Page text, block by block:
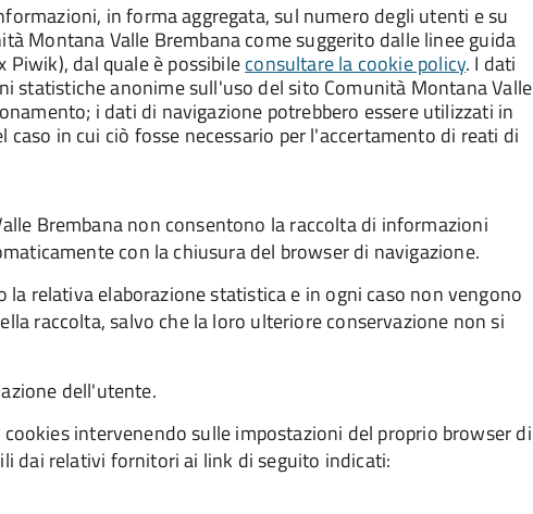
in forma aggregata, sul numero degli utenti e su
Montana Valle Brembana come suggerito dalle linee guida
Piwik), dal quale è possibileconsultare la cookie policy. I dati
statistiche anonime sull'uso del sito Comunità Montana Valle
i dati di navigazione potrebbero essere utilizzati in
in cui ciò fosse necessario per l'accertamento di reati di
Brembana non consentono la raccolta di informazioni
con la chiusura del browser di navigazione.
relativa elaborazione statistica e in ogni caso non vengono
raccolta, salvo che la loro ulteriore conservazione non si
dell'utente.
intervenendo sulle impostazioni del proprio browser di
dai relativi fornitori ai link di seguito indicati: